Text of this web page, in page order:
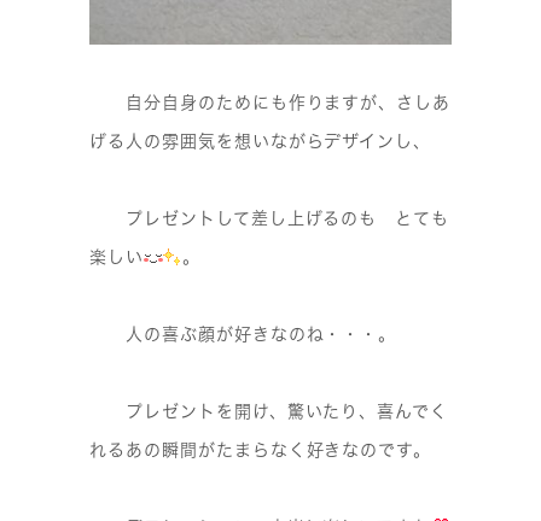
自分自身のためにも作りますが、さしあ
げる人の雰囲気を想いながらデザインし、
プレゼントして差し上げるのも とても
楽しい 。
人の喜ぶ顔が好きなのね・・・。
プレゼントを開け、驚いたり、喜んでく
れるあの瞬間がたまらなく好きなのです。